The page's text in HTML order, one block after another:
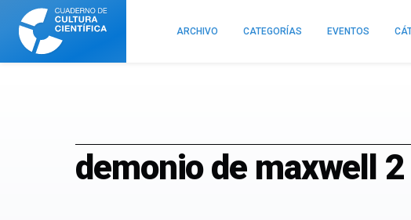
Cuaderno
Cultura
Científica
ARCHIVO CATEGORÍAS EVENTOS
demonio de maxwell 2